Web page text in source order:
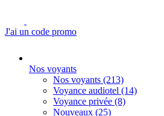
J'ai un code promo
Nos voyants
Nos voyants (213)
Voyance audiotel (14)
Voyance privée (8)
Nouveaux (25)